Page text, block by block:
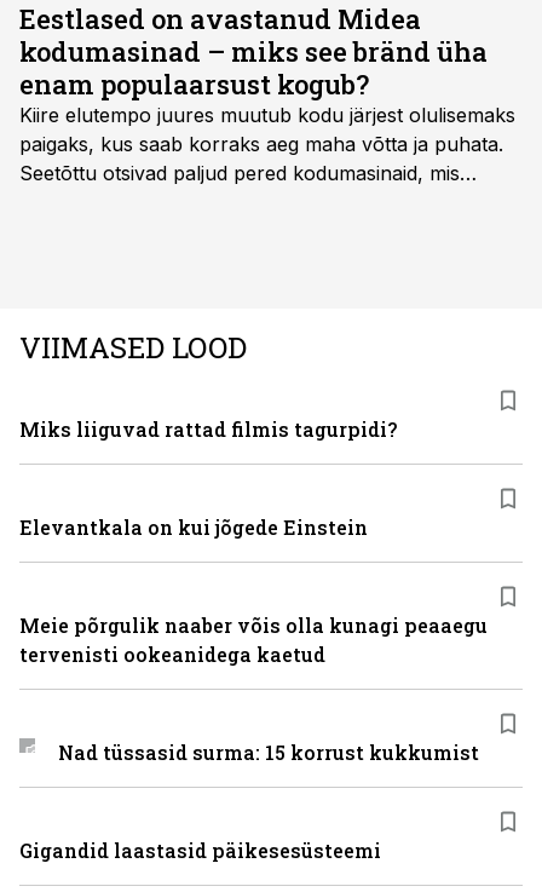
Eestlased on avastanud Midea
kodumasinad – miks see bränd üha
enam populaarsust kogub?
Kiire elutempo juures muutub kodu järjest olulisemaks
paigaks, kus saab korraks aeg maha võtta ja puhata.
Seetõttu otsivad paljud pered kodumasinaid, mis
VIIMASED LOOD
Miks liiguvad rattad filmis tagurpidi?
Elevantkala on kui jõgede Einstein
Meie põrgulik naaber võis olla kunagi peaaegu
tervenisti ookeanidega kaetud
Nad tüssasid surma: 15 korrust kukkumist
Gigandid laastasid päikesesüsteemi